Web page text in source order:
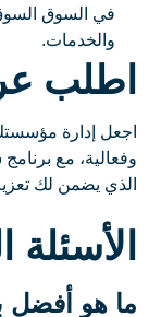
في السوق
والخدمات.
اطلب
اجعل إدارة
وفعالية، مع
الذي يضمن لك
الأسئلة